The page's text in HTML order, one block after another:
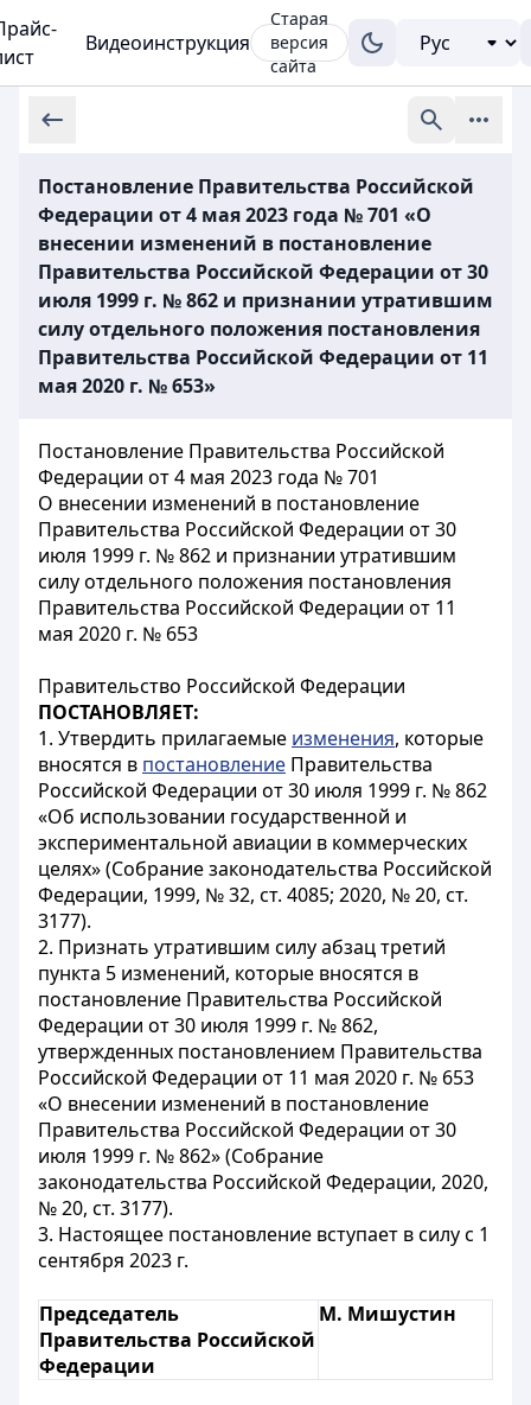
Видеоинструкция
Старая
версия
сайта
Постановление Правительства Российской
Федерации от 4 мая 2023 года № 701 «О
внесении изменений в постановление
Правительства Российской Федерации от 30
июля 1999 г. № 862 и признании утратившим
силу отдельного положения постановления
Правительства Российской Федерации от 11
мая 2020 г. № 653»
Постановление Правительства Российской
Федерации от 4 мая 2023 года № 701
О внесении изменений в постановление
Правительства Российской Федерации от 30
июля 1999 г. № 862 и признании утратившим
силу отдельного положения постановления
Правительства Российской Федерации от 11
мая 2020 г. № 653
Правительство Российской Федерации
ПОСТАНОВЛЯЕТ:
1. Утвердить прилагаемые изменения, которые
вносятся в постановление Правительства
Российской Федерации от 30 июля 1999 г. № 862
«Об использовании государственной и
экспериментальной авиации в коммерческих
целях» (Собрание законодательства Российской
Федерации, 1999, № 32, ст. 4085; 2020, № 20, ст.
3177).
2. Признать утратившим силу абзац третий
пункта 5 изменений, которые вносятся в
постановление Правительства Российской
Федерации от 30 июля 1999 г. № 862,
утвержденных постановлением Правительства
Российской Федерации от 11 мая 2020 г. № 653
«О внесении изменений в постановление
Правительства Российской Федерации от 30
июля 1999 г. № 862» (Собрание
законодательства Российской Федерации, 2020,
№ 20, ст. 3177).
3. Настоящее постановление вступает в силу с 1
сентября 2023 г.
Председатель
Правительства Российской
Федерации
М. Мишустин